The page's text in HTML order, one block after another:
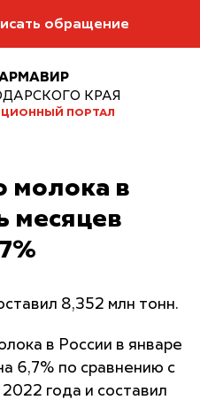
обращение
КРАЯ
ПОРТАЛ
молока в
месяцев
8,352 млн тонн.
в России в январе
6,7% по сравнению с
года и составил